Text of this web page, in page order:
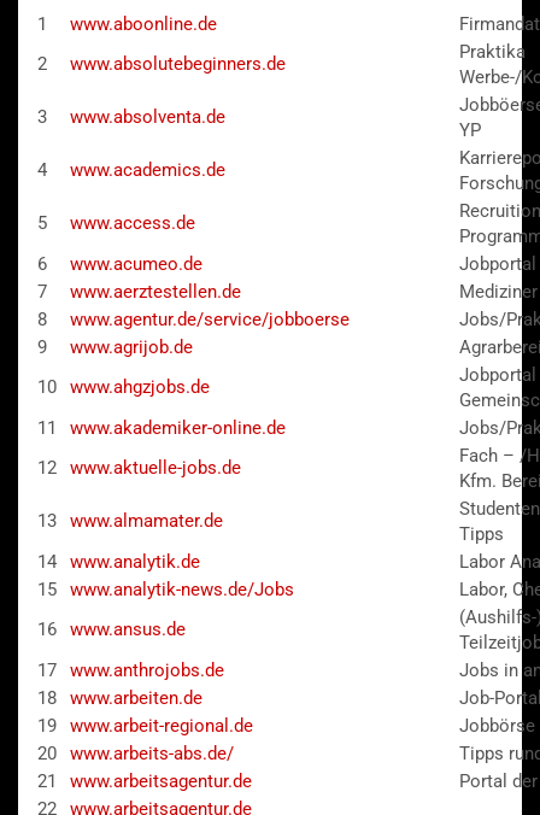
1 www.aboonline.de
2
www.absolutebeginners.de
Praktika
Werbe-/
3
www.absolventa.de
YP
4
www.academics.de
5
www.access.de
6
www.acumeo.de
Jobportal
7
www.aerztestellen.de
Mediziner
8
www.agentur.de/service/jobboerse
Jobs/
9
www.agrijob.de
10
www.ahgzjobs.de
Jobportal
11
www.akademiker-online.de
Jobs/
12
www.aktuelle-jobs.de
Fach – /
Kfm.
13
www.almamater.de
Tipps
14
www.analytik.de
Labor
15
www.analytik-news.de/Jobs
Labor,
16
www.ansus.de
(Aushilfs-
17
www.anthrojobs.de
Jobs in
18
www.arbeiten.de
Job-
19
www.arbeit-regional.de
Jobbörse
20
www.arbeits-abs.de/
Tipps
21
www.arbeitsagentur.de
Portal
22
www.arbeitsagentur.de